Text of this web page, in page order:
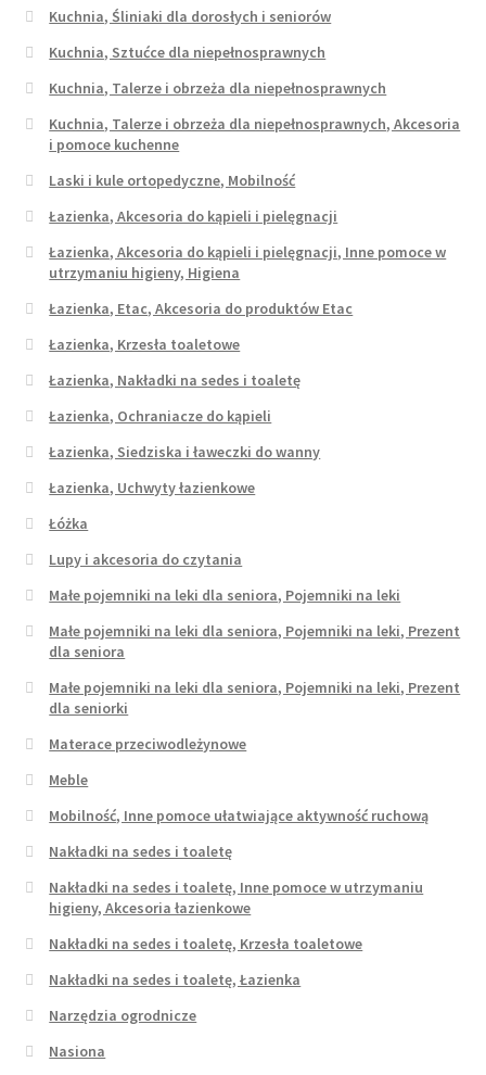
Kuchnia, Śliniaki dla dorosłych i seniorów
Kuchnia, Sztućce dla niepełnosprawnych
Kuchnia, Talerze i obrzeża dla niepełnosprawnych
Kuchnia, Talerze i obrzeża dla niepełnosprawnych, Akcesoria
i pomoce kuchenne
Laski i kule ortopedyczne, Mobilność
Łazienka, Akcesoria do kąpieli i pielęgnacji
Łazienka, Akcesoria do kąpieli i pielęgnacji, Inne pomoce w
utrzymaniu higieny, Higiena
Łazienka, Etac, Akcesoria do produktów Etac
Łazienka, Krzesła toaletowe
Łazienka, Nakładki na sedes i toaletę
Łazienka, Ochraniacze do kąpieli
Łazienka, Siedziska i ławeczki do wanny
Łazienka, Uchwyty łazienkowe
Łóżka
Lupy i akcesoria do czytania
Małe pojemniki na leki dla seniora, Pojemniki na leki
Małe pojemniki na leki dla seniora, Pojemniki na leki, Prezent
dla seniora
Małe pojemniki na leki dla seniora, Pojemniki na leki, Prezent
dla seniorki
Materace przeciwodleżynowe
Meble
Mobilność, Inne pomoce ułatwiające aktywność ruchową
Nakładki na sedes i toaletę
Nakładki na sedes i toaletę, Inne pomoce w utrzymaniu
higieny, Akcesoria łazienkowe
Nakładki na sedes i toaletę, Krzesła toaletowe
Nakładki na sedes i toaletę, Łazienka
Narzędzia ogrodnicze
Nasiona